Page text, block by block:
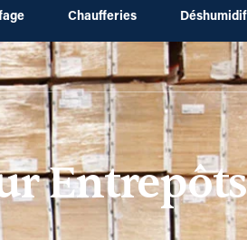
Chaufferies
Entrepôts